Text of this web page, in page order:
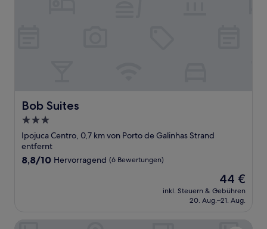
Bob Suites
Bob Suites
3.0-
Sterne-
Unterkunft
Ipojuca Centro, 0,7 km von Porto de Galinhas Strand
entfernt
8.8
8,8/10 Hervorragend (6 Bewertungen)
Der
Preis
beträgt
44 €
inkl. Steuern & Gebühren
20. Aug.–21. Aug.